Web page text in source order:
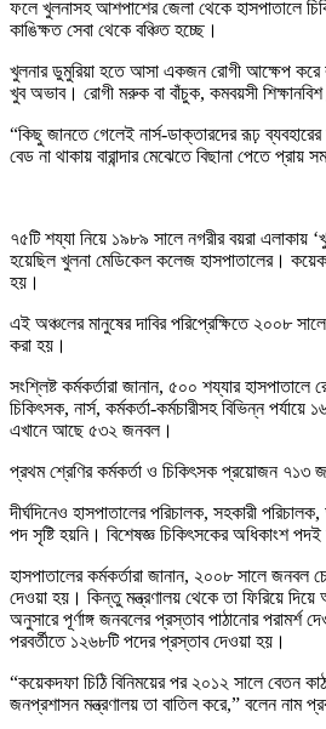
ফলে খুলনাসহ আশপাশের জেলা থেকে হাসপাতালে
কাঙিক্ষত সেবা থেকে বঞ্চিত হচ্ছে।
খুলনার ডুমুরিয়া হতে আসা একজন রোগী আক্ষেপ করে
খুব অভাব। রোগী মরুক বা বাঁচুক, কমবয়সী শিক্ষানবিশ
“কিছু জানতে গেলেই নার্স-ডাক্তারদের রূঢ়
বেড না থাকায় বারান্দার মেঝেতে বিছানা পেতে প্রায়
৭৫টি শয্যা নিয়ে ১৯৮৯ সালে নগরীর বয়রা এলাকায়
হয়েছিল খুলনা মেডিকেল কলেজ হাসপাতালের।
হয়।
এই অঞ্চলের মানুষের দাবির পরিপ্রেক্ষিতে ২০০৮
করা হয়।
সংশ্লিষ্ট কর্মকর্তারা জানান, ৫০০ শয্যার হাসপাতালে
চিকিৎসক, নার্স, কর্মকর্তা-কর্মচারীসহ বিভিন্ন
এখানে আছে ৫৩২ জনবল।
প্রথম শ্রেণির কর্মকর্তা ও চিকিৎসক প্রয়োজন
দীর্ঘদিনেও হাসপাতালের পরিচালক, সহকারী
পদ সৃষ্টি হয়নি। বিশেষজ্ঞ চিকিৎসকের অধিকাংশ
হাসপাতালের কর্মকর্তারা জানান, ২০০৮ সালে জনবল
দেওয়া হয়। কিন্তু মন্ত্রণালয় থেকে তা ফিরিয়ে দিয়ে
অনুসারে পূর্ণাঙ্গ জনবলের প্রস্তাব পাঠানোর পরামর্শ
পরবর্তীতে ১২৬৮টি পদের প্রস্তাব দেওয়া হয়।
“কয়েকদফা চিঠি বিনিময়ের পর ২০১২ সালে বেতন
জনপ্রশাসন মন্ত্রণালয় তা বাতিল করে,” বলেন নাম